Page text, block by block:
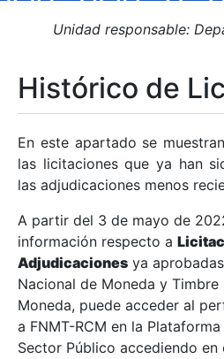
Mostrar/Ocultar
Mostrar/Ocultar
Mostrar/Ocultar
Unidad responsable:
Histórico de
En este apartado se
las licitaciones que ya han
las adjudicaciones menos
A partir del 3 de mayo de
información respecto a
Adjudicaciones ya
Nacional de Moneda y Timbre
Moneda, puede acceder al
a FNMT-RCM en la
Sector Público accediendo en